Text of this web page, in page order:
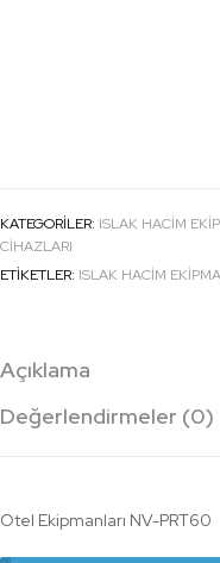
KATEGORILER: ISLAK HACIM
CIHAZLARI
ETIKETLER: ISLAK HACİM
Açıklama
Değerlendirmeler (0)
Otel Ekipmanları NV-PRT60